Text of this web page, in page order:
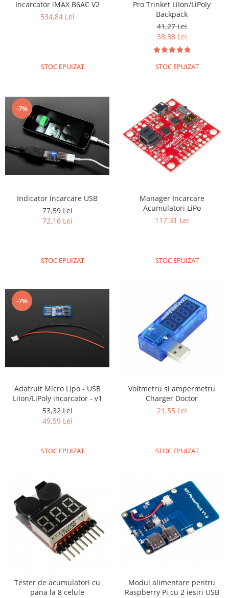
Incarcator iMAX B6AC V2
534,84 Lei
STOC EPUIZAT
Pro Trinket LiIon/LiPoly
Backpack
41,27 Lei
38,38 Lei
STOC EPUIZAT
-7%
Indicator Incarcare USB
77,59 Lei
72,16 Lei
STOC EPUIZAT
Manager Incarcare
Acumulatori LiPo
117,31 Lei
STOC EPUIZAT
-7%
Adafruit Micro Lipo - USB
LiIon/LiPoly incarcator - v1
53,32 Lei
49,59 Lei
STOC EPUIZAT
Voltmetru si ampermetru
Charger Doctor
21,55 Lei
STOC EPUIZAT
Tester de acumulatori cu
pana la 8 celule
Modul alimentare pentru
Raspberry Pi cu 2 iesiri USB